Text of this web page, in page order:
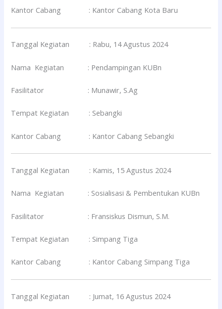
Kantor Cabang : Kantor Cabang Kota Baru
Tanggal Kegiatan : Rabu, 14 Agustus 2024
Nama Kegiatan : Pendampingan KUBn
Fasilitator : Munawir, S.Ag
Tempat Kegiatan : Sebangki
Kantor Cabang : Kantor Cabang Sebangki
Tanggal Kegiatan : Kamis, 15 Agustus 2024
Nama Kegiatan : Sosialisasi & Pembentukan KUBn
Fasilitator : Fransiskus Dismun, S.M.
Tempat Kegiatan : Simpang Tiga
Kantor Cabang : Kantor Cabang Simpang Tiga
Tanggal Kegiatan : Jumat, 16 Agustus 2024